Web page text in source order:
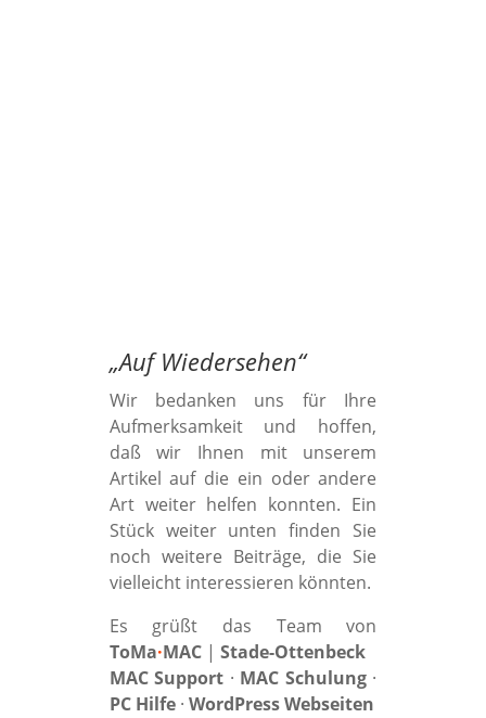
„Auf Wiedersehen“
Wir bedanken uns für Ihre
Aufmerksamkeit und hoffen,
daß wir Ihnen mit unserem
Artikel auf die ein oder andere
Art weiter helfen konnten. Ein
Stück weiter unten finden Sie
noch weitere Beiträge, die Sie
vielleicht interessieren könnten.
Es grüßt das Team von
ToMa·MAC| Stade-Ottenbeck
MAC Support · MAC Schulung·
PC Hilfe· WordPress Webseiten